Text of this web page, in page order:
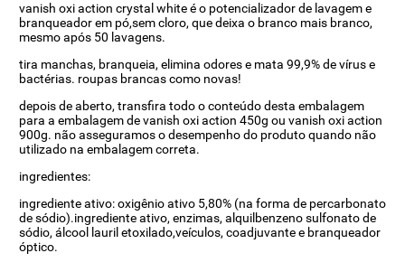
vanish oxi action crystal white é o potencializador de lavagem e
branqueador em pó,sem cloro, que deixa o branco mais branco,
mesmo após 50 lavagens.
tira manchas, branqueia, elimina odores e mata 99,9% de vírus e
bactérias. roupas brancas como novas!
depois de aberto, transfira todo o conteúdo desta embalagem
para a embalagem de vanish oxi action 450g ou vanish oxi action
900g. não asseguramos o desempenho do produto quando não
utilizado na embalagem correta.
ingredientes:
ingrediente ativo: oxigênio ativo 5,80% (na forma de percarbonato
de sódio).ingrediente ativo, enzimas, alquilbenzeno sulfonato de
sódio, álcool lauril etoxilado,veículos, coadjuvante e branqueador
óptico.